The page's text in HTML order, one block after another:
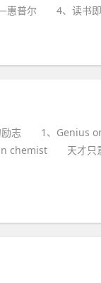
惠普尔 4、读书即
志 1、Genius
chemist 天才只